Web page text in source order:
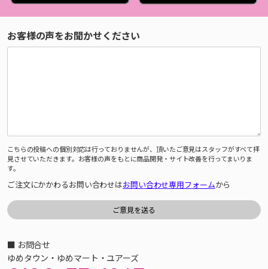
お客様の声をお聞かせください
こちらの投稿への個別対応は行っておりませんが、頂いたご意見はスタッフがすべて拝
見させていただきます。お客様の声をもとに商品開発・サイト改善を行ってまいりま
す。
ご注文にかかわるお問い合わせはお問い合わせ専用フォームから
■ お問合せ
ゆめタウン・ゆめマート・ユアーズ